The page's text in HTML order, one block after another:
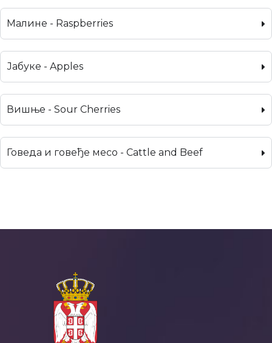
Малине - Raspberries
Јабуке - Apples
Вишње - Sour Cherries
Говеда и говеђе месо - Cattle and Beef